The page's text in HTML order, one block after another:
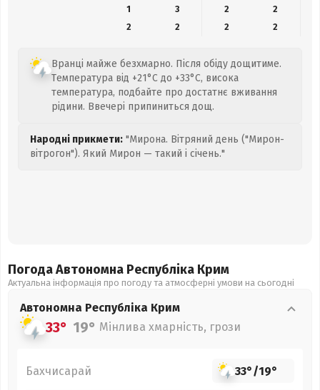
1
3 2
2
2
2 2 2
Вранці майже безхмарно. Після обіду дощитиме.
Температура від +21°C до +33°C, висока
температура, подбайте про достатнє вживання
рідини. Ввечері припиниться дощ.
Народні прикмети: "Мирона. Вітряний день ("Мирон-
вітрогон"). Який Мирон — такий і січень."
Погода Автономна Республіка Крим
Актуальна інформація про погоду та атмосферні умови на сьогодні
Автономна Республіка Крим
33° 19° Мінлива хмарність, грози
Бахчисарай 33°/19°